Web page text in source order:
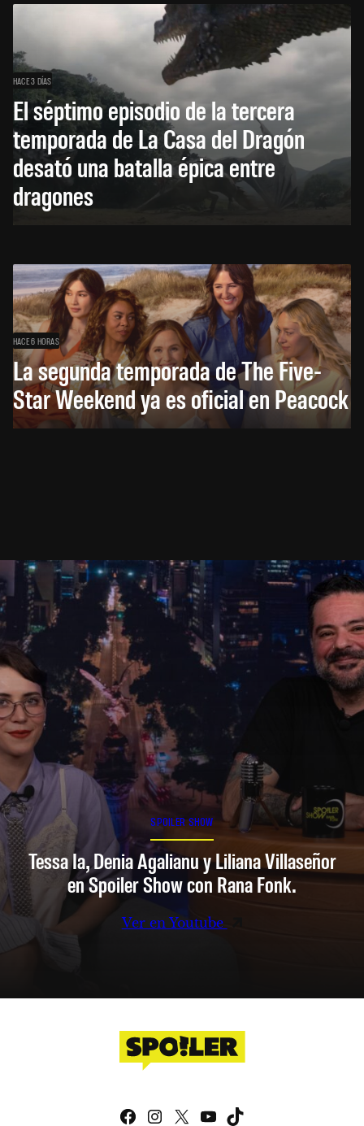
HACE 3 DÍAS
El séptimo episodio de la tercera
temporada de La Casa del Dragón
desató una batalla épica entre
dragones
HACE 6 HORAS
La segunda temporada de The Five-
Star Weekend ya es oficial en Peacock
SPOILER SHOW
Tessa Ia, Denia Agalianu y Liliana Villaseñor
en Spoiler Show con Rana Fonk.
Ver en Youtube
Facebook
Instagram
X YouTube